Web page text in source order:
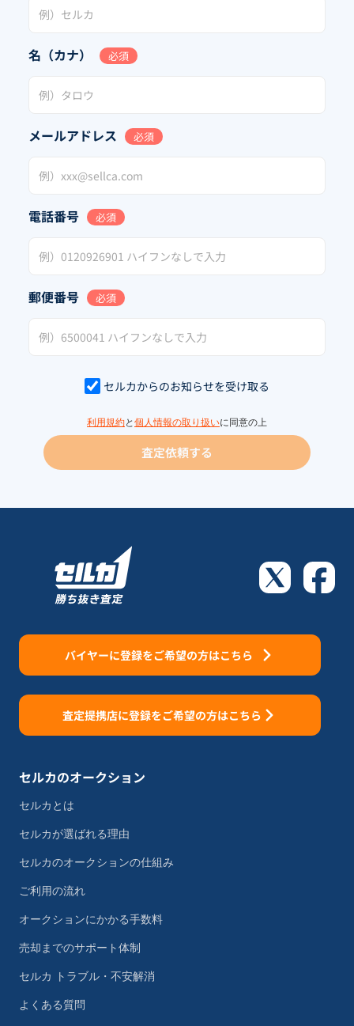
名（カナ） 必須
メールアドレス 必須
電話番号 必須
郵便番号 必須
セルカからのお知らせを受け取る
利用規約と 個人情報の取り扱いに同意の上
査定依頼する
バイヤーに登録をご希望の方はこちら
査定提携店に登録をご希望の方はこちら
セルカのオークション
セルカとは
セルカが選ばれる理由
セルカのオークションの仕組み
ご利用の流れ
オークションにかかる手数料
売却までのサポート体制
セルカ トラブル・不安解消
よくある質問